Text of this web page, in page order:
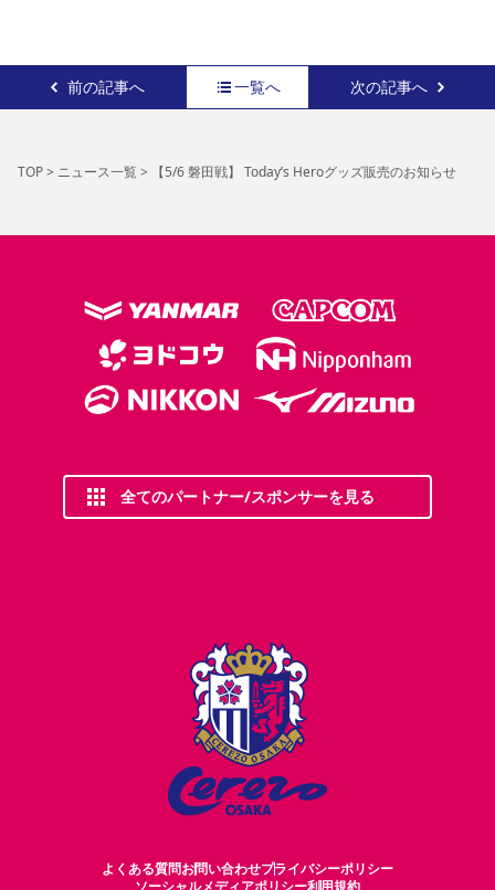
前の記事へ 一覧へ 次の記事へ
TOP> ニュース一覧> 【5/6 磐田戦】 Today’s Heroグッズ販売のお知らせ
全てのパートナー/スポンサーを見る
よくある質問お問い合わせプライバシーポリシー